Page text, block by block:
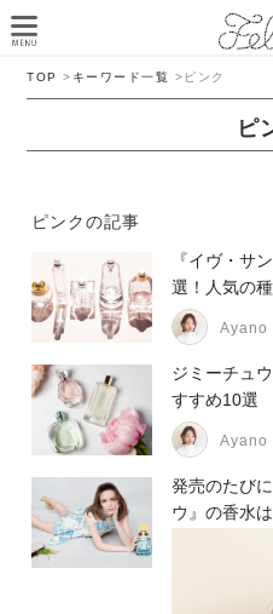
TOP > キーワード一覧 > ピンク
ピ
ピンクの記事
『イヴ・サ
選！人気の
Ayano
ジミーチュ
すすめ10選
Ayano
発売のたび
ウ』の香水